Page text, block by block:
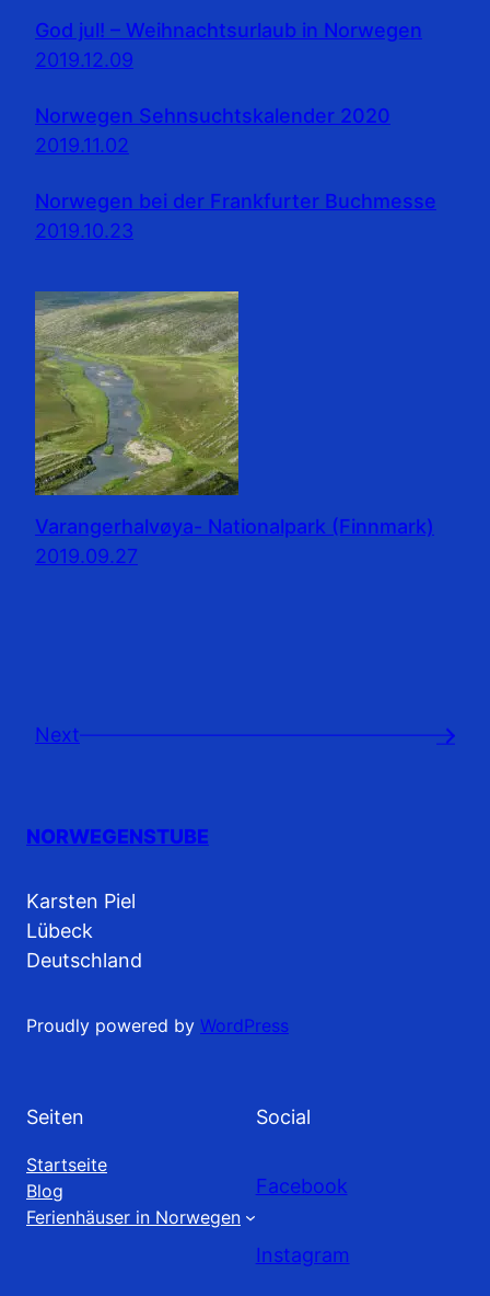
God jul! – Weihnachtsurlaub in Norwegen
2019.12.09
Norwegen Sehnsuchtskalender 2020
2019.11.02
Norwegen bei der Frankfurter Buchmesse
2019.10.23
Varangerhalvøya- Nationalpark (Finnmark)
2019.09.27
Next →
NORWEGENSTUBE
Karsten Piel
Lübeck
Deutschland
Proudly powered by WordPress
Seiten
Startseite
Blog
Ferienhäuser in Norwegen
Social
Facebook
Instagram